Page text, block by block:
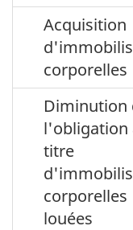
Acquisition
corporelles
Diminution
l'obligation
titre
corporelles
louées